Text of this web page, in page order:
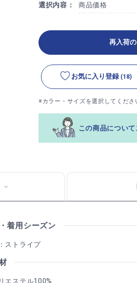
選択内容： 商品価格
再入荷
お気に入り登録 (18)
※カラー・サイズを選択してくださ
この商品につい
着用シーズン
ストライプ
エステル100%